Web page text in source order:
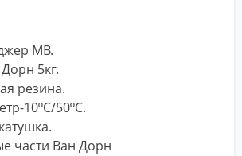
MB.
5кг.
резина.
10ºC/50ºC.
части Ван Дорн